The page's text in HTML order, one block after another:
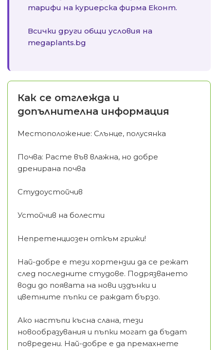
тарифи на куриерска фирма Еконт.
Всички други общи условия на
megaplants.bg
Как се отглежда и
допълнителна информация
Местоположение: Слънце, полусянка
Почва: Расте във влажна, но добре
дренирана почва
Студоустойчив
Устойчив на болести
Непретенциозен откъм грижи!
Най-добре е тези хортензии да се режат
след последните студове. Подрязването
води до появата на нови издънки и
цветните пъпки се раждат бързо.
Ако настъпи късна слана, тези
новообразувания и пъпки могат да бъдат
повредени. Най-добре е да премахнете